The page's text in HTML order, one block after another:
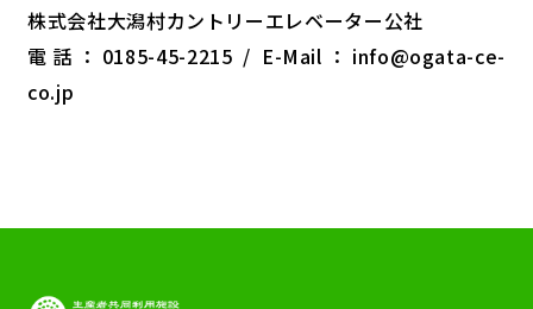
株式会社大潟村カントリーエレベーター公社
電話：0185-45-2215 / E-Mail：info@ogata-ce-
co.jp